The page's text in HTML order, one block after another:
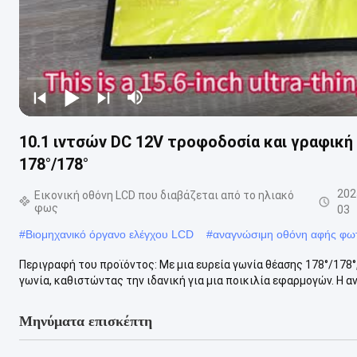
10.1 ιντσών DC 12V τροφοδοσία και
178°/178°
Εικονική οθόνη LCD που διαβάζεται από το ηλιακό
φως
03
#Βιομηχανικό όργανο ελέγχου LCD #αναγνώσιμη οθόνη αφής
Περιγραφή του προϊόντος: Με μια ευρεία γωνία θέασης 178°/
γωνία, καθιστώντας την ιδανική για μια ποικιλία εφαρμογών. Η
Μηνύματα επισκέπτη